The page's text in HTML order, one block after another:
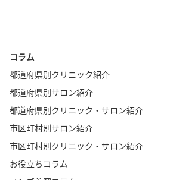
コラム
都道府県別クリニック紹介
都道府県別サロン紹介
都道府県別クリニック・サロン紹介
市区町村別サロン紹介
市区町村別クリニック・サロン紹介
お役立ちコラム